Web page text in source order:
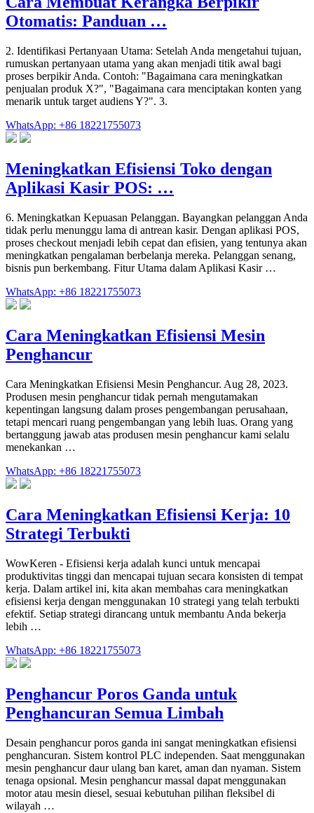
Otomatis: Panduan …
2. Identifikasi Pertanyaan Utama: Setelah Anda mengetahui tujuan,
rumuskan pertanyaan utama yang akan menjadi titik awal bagi
proses berpikir Anda. Contoh: "Bagaimana cara meningkatkan
penjualan produk X?", "Bagaimana cara menciptakan konten yang
menarik untuk target audiens Y?". 3.
WhatsApp: +86 18221755073
Meningkatkan Efisiensi Toko dengan
Aplikasi Kasir POS: …
6. Meningkatkan Kepuasan Pelanggan. Bayangkan pelanggan Anda
tidak perlu menunggu lama di antrean kasir. Dengan aplikasi POS,
proses checkout menjadi lebih cepat dan efisien, yang tentunya akan
meningkatkan pengalaman berbelanja mereka. Pelanggan senang,
bisnis pun berkembang. Fitur Utama dalam Aplikasi Kasir …
WhatsApp: +86 18221755073
Cara Meningkatkan Efisiensi Mesin
Penghancur
Cara Meningkatkan Efisiensi Mesin Penghancur. Aug 28, 2023.
Produsen mesin penghancur tidak pernah mengutamakan
kepentingan langsung dalam proses pengembangan perusahaan,
tetapi mencari ruang pengembangan yang lebih luas. Orang yang
bertanggung jawab atas produsen mesin penghancur kami selalu
menekankan …
WhatsApp: +86 18221755073
Cara Meningkatkan Efisiensi Kerja: 10
Strategi Terbukti
WowKeren - Efisiensi kerja adalah kunci untuk mencapai
produktivitas tinggi dan mencapai tujuan secara konsisten di tempat
kerja. Dalam artikel ini, kita akan membahas cara meningkatkan
efisiensi kerja dengan menggunakan 10 strategi yang telah terbukti
efektif. Setiap strategi dirancang untuk membantu Anda bekerja
lebih …
WhatsApp: +86 18221755073
Penghancur Poros Ganda untuk
Penghancuran Semua Limbah
Desain penghancur poros ganda ini sangat meningkatkan efisiensi
penghancuran. Sistem kontrol PLC independen. Saat menggunakan
mesin penghancur daur ulang ban karet, aman dan nyaman. Sistem
tenaga opsional. Mesin penghancur massal dapat menggunakan
motor atau mesin diesel, sesuai kebutuhan pilihan fleksibel di
wilayah …